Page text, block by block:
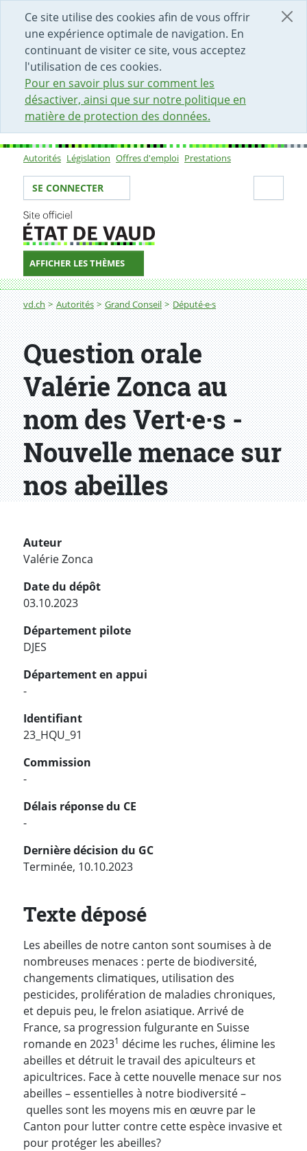
Ce site utilise des cookies afin de vous offrir
une expérience optimale de navigation. En
continuant de visiter ce site, vous acceptez
l'utilisation de ces cookies.
Pour en savoir plus sur comment les
désactiver, ainsi que sur notre politique en
matière de protection des données.
DÉBUT DU CONTENU DE LA PAGE
ACCÈS AU CHAMP DE RECHERCHE
PAGE D'ACCUEIL
FORMULAIRE DE CONTACT
Sous-navigation
Autorités Législation Offres d'emploi Prestations
Votre identité
SE CONNECTER
AFFICHER LES THÈMES
Fil d'Ariane
vd.ch Autorités Grand Conseil Député·e·s
Question orale
Valérie Zonca au
nom des Vert·e·s -
Nouvelle menace sur
nos abeilles
Auteur
Valérie Zonca
Date du dépôt
03.10.2023
Département pilote
DJES
Département en appui
-
Identifiant
23_HQU_91
Commission
-
Délais réponse du CE
-
Dernière décision du GC
Terminée, 10.10.2023
Texte déposé
Les abeilles de notre canton sont soumises à de
nombreuses menaces : perte de biodiversité,
changements climatiques, utilisation des
pesticides, prolifération de maladies chroniques,
et depuis peu, le frelon asiatique. Arrivé de
France, sa progression fulgurante en Suisse
romande en 20231 décime les ruches, élimine les
abeilles et détruit le travail des apiculteurs et
apicultrices. Face à cette nouvelle menace sur nos
abeilles – essentielles à notre biodiversité –
quelles sont les moyens mis en œuvre par le
Canton pour lutter contre cette espèce invasive et
pour protéger les abeilles?